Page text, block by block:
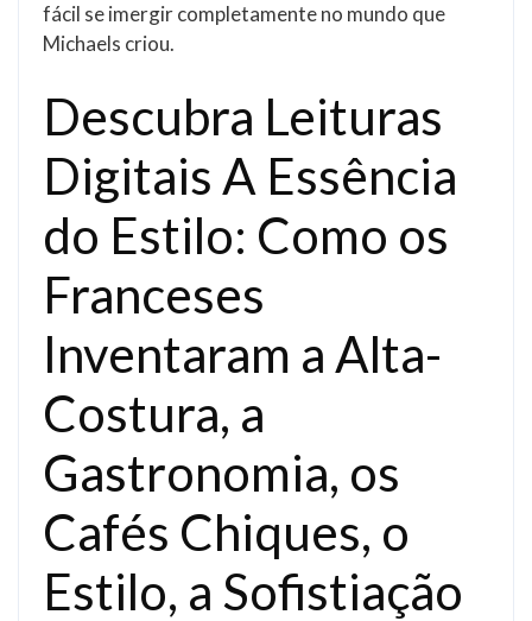
fácil se imergir completamente no mundo que
Michaels criou.
Descubra Leituras
Digitais A Essência
do Estilo: Como os
Franceses
Inventaram a Alta-
Costura, a
Gastronomia, os
Cafés Chiques, o
Estilo, a Sofistiação